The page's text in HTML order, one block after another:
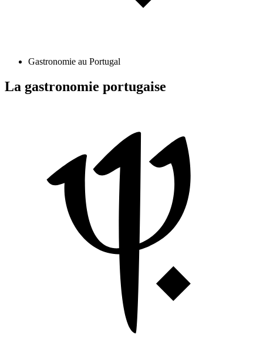
Gastronomie au Portugal
La gastronomie portugaise